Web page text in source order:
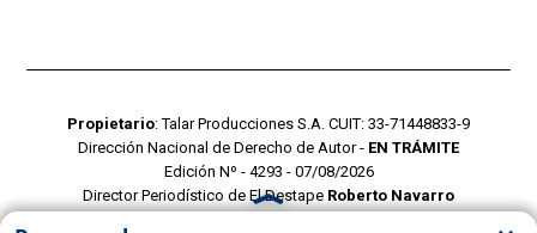
Propietario: Talar Producciones S.A. CUIT: 33-71448833-9
Dirección Nacional de Derecho de Autor - EN TRÁMITE
Edición Nº - 4293 - 07/08/2026
Director Periodístico de El Destape Roberto Navarro